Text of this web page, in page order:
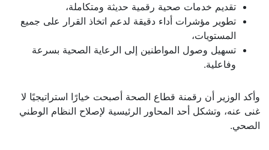
تقديم خدمات صحية رقمية حديثة ومتكاملة،
تطوير مؤشرات أداء دقيقة لدعم اتخاذ القرار على جميع
المستويات،
تسهيل وصول المواطنين إلى الرعاية الصحية بسرعة
وفاعلية.
وأكد الوزير أن رقمنة قطاع الصحة أصبحت خيارًا استراتيجيًا لا
غنى عنه، وتشكل أحد المحاور الرئيسية لإصلاح النظام الوطني
الصحي.